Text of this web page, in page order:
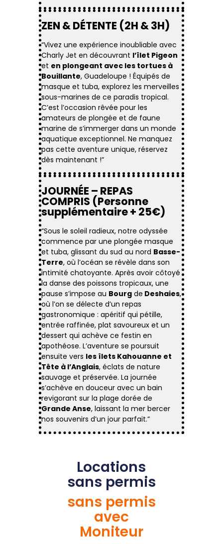
ZEN & DÉTENTE (2H & 3H)
“Vivez une expérience inoubliable avec
Charly Jet en découvrant l’îlet Pigeon
et en plongeant avec les tortues à
Bouillante, Guadeloupe ! Équipés de
masque et tuba, explorez les merveilles
sous-marines de ce paradis tropical.
C’est l’occasion rêvée pour les
amateurs de plongée et de faune
marine de s’immerger dans un monde
aquatique exceptionnel. Ne manquez
pas cette aventure unique, réservez
dès maintenant !”
JOURNÉE – REPAS
COMPRIS (Personne
supplémentaire + 25€)
“Sous le soleil radieux, notre odyssée
commence par une plongée masque
et tuba, glissant du sud au nord Basse-
Terre, où l’océan se révèle dans son
intimité chatoyante. Après avoir côtoyé
la danse des poissons tropicaux, une
pause s’impose au Bourg de Deshaies,
où l’on se délecte d’un repas
gastronomique : apéritif qui pétille,
entrée raffinée, plat savoureux et un
dessert qui achève ce festin en
apothéose. L’aventure se poursuit
ensuite vers les îlets Kahouanne et
Tête à l’Anglais, éclats de nature
sauvage et préservée. La journée
s’achève en douceur avec un bain
revigorant sur la plage dorée de
Grande Anse, laissant la mer bercer
nos souvenirs d’un jour parfait.”
Locations
sans permis
sans permis
avec
Moniteur